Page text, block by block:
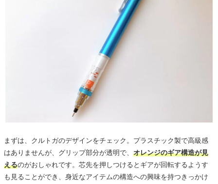
まずは、クルトガのデザインをチェック。プラスチック製で高級感
はありませんが、グリップ部分が透明で、 オレンジのギア構造が見
えるのがおしゃれです。芯先を押しつけるとギアが回転するようす
も見ることができ、身近なアイテムの構造への興味を持つきっかけ